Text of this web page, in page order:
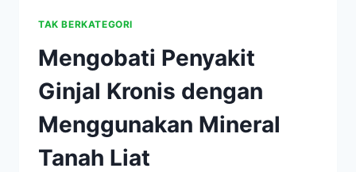
TAK BERKATEGORI
Mengobati Penyakit
Ginjal Kronis dengan
Menggunakan Mineral
Tanah Liat